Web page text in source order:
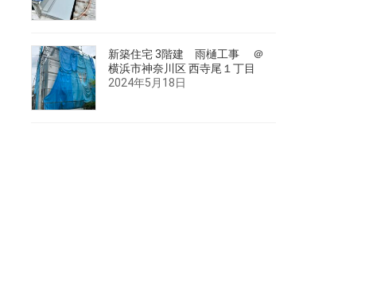
新築住宅 3階建 雨樋工事 ＠
横浜市神奈川区 西寺尾１丁目
2024年5月18日